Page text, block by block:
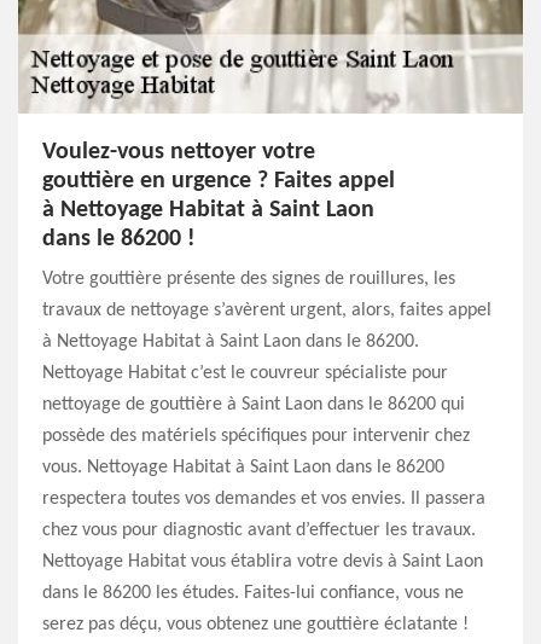
Voulez-vous nettoyer votre
gouttière en urgence ? Faites appel
à Nettoyage Habitat à Saint Laon
dans le 86200 !
Votre gouttière présente des signes de rouillures, les
travaux de nettoyage s’avèrent urgent, alors, faites appel
à Nettoyage Habitat à Saint Laon dans le 86200.
Nettoyage Habitat c’est le couvreur spécialiste pour
nettoyage de gouttière à Saint Laon dans le 86200 qui
possède des matériels spécifiques pour intervenir chez
vous. Nettoyage Habitat à Saint Laon dans le 86200
respectera toutes vos demandes et vos envies. Il passera
chez vous pour diagnostic avant d’effectuer les travaux.
Nettoyage Habitat vous établira votre devis à Saint Laon
dans le 86200 les études. Faites-lui confiance, vous ne
serez pas déçu, vous obtenez une gouttière éclatante !